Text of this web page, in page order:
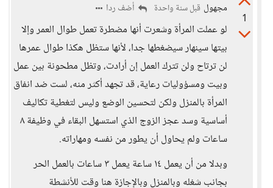
1
مجهول قبل سنة واحدة أضف ردا
لو عملت المرأة وشعرت أنها مضطرة تعمل طوال العمر وإلا
بيتها سينهار سيضغطها جدا، لأنها ستظل هكذا طوال عمرها
لن ترتاح ولن تترك العمل إن أرادت، وتظل مطحونة بين عمل
وبيت ومسؤوليات رعاية، قد تجهد أكثر منه، لست ضد انفاق
المرأة بالمنزل ولكن لتحسين الوضع وليس لتغطية تكاليف
أساسية وسد عجز الزوج الذي استسهل البقاء في وظيفة ٨
ساعات ولم يحاول أن يطور من نفسه ومهاراته.
وبدلا من أن يعمل ١٤ ساعة يعمل ٣ ساعات بالعمل الحر
بجانب شغله وبالمنزل وبالإجازة هنا وقت للأنشطة